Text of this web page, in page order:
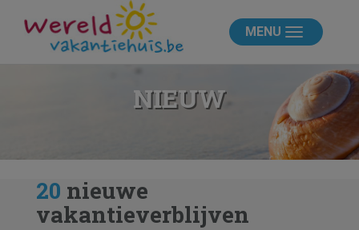
MENU
NIEUW
20 nieuwe
vakantieverblijven